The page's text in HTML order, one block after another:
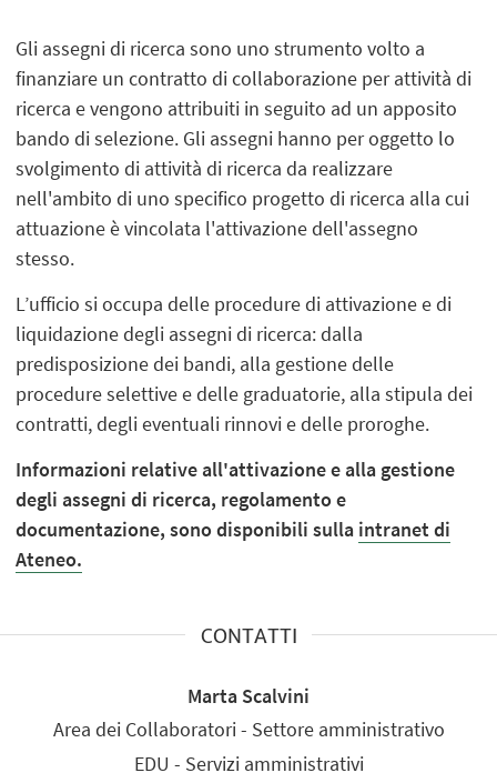
Gli assegni di ricerca sono uno strumento volto a
finanziare un contratto di collaborazione per attività di
ricerca e vengono attribuiti in seguito ad un apposito
bando di selezione. Gli assegni hanno per oggetto lo
svolgimento di attività di ricerca da realizzare
nell'ambito di uno specifico progetto di ricerca alla cui
attuazione è vincolata l'attivazione dell'assegno
stesso.
L’ufficio si occupa delle procedure di attivazione e di
liquidazione degli assegni di ricerca: dalla
predisposizione dei bandi, alla gestione delle
procedure selettive e delle graduatorie, alla stipula dei
contratti, degli eventuali rinnovi e delle proroghe.
Informazioni relative all'attivazione e alla gestione
degli assegni di ricerca, regolamento e
documentazione, sono disponibili sulla intranet di
Ateneo.
CONTATTI
Marta Scalvini
Area dei Collaboratori - Settore amministrativo
EDU - Servizi amministrativi